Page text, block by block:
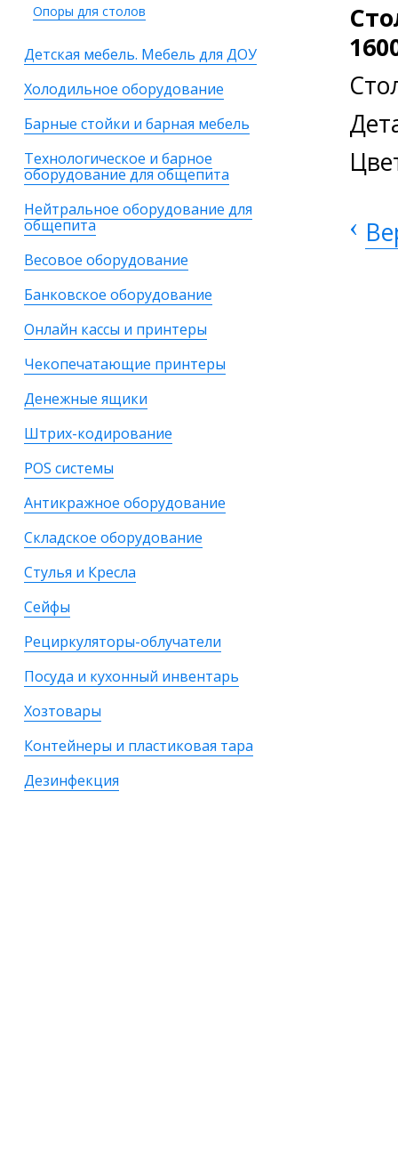
Опоры для столов
Детская мебель. Мебель для ДОУ
Холодильное оборудование
Барные стойки и барная мебель
Технологическое и барное
оборудование для общепита
Нейтральное оборудование для
общепита
Весовое оборудование
Банковское оборудование
Онлайн кассы и принтеры
Чекопечатающие принтеры
Денежные ящики
Штрих-кодирование
POS системы
Антикражное оборудование
Складское оборудование
Стулья и Кресла
Сейфы
Рециркуляторы-облучатели
Посуда и кухонный инвентарь
Хозтовары
Контейнеры и пластиковая тара
Дезинфекция
‹